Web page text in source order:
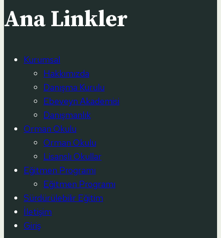
Ana Linkler
Kurumsal
Hakkımızda
Danışma Kurulu
Ebeveyn Akademisi
Danışmanlık
Orman Okulu
Orman Okulu
Lisanslı Okullar
Eğitmen Programı
Eğitmen Programı
Sürdürülebilir Eğitim
İletişim
Giriş